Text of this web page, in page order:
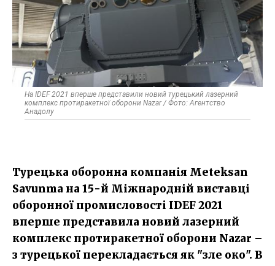
На IDEF 2021 вперше представили новий турецький лазерний
комплекс протиракетної оборони Nazar / Фото: Агентство
Анадолу
Турецька оборонна компанія Meteksan
Savunma на 15-й Міжнародній виставці
оборонної промисловості IDEF 2021
вперше представила новий лазерний
комплекс протиракетної оборони Nazar –
з турецької перекладається як "зле око". В